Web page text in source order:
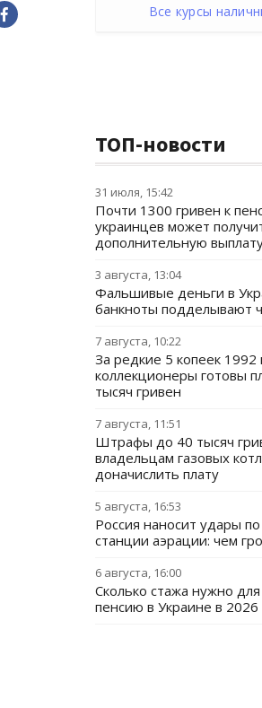
Все курсы
ТОП-новости
31 июля, 15:42
Почти 1300 гривен к
украинцев может
дополнительную
3 августа, 13:04
Фальшивые деньги в
банкноты подделывают
7 августа, 10:22
За редкие 5 копеек 1992
коллекционеры готовы
тысяч гривен
7 августа, 11:51
Штрафы до 40 тысяч
владельцам газовых
доначислить плату
5 августа, 16:53
Россия наносит удары
станции аэрации: чем
6 августа, 16:00
Сколько стажа нужно
пенсию в Украине в 2026